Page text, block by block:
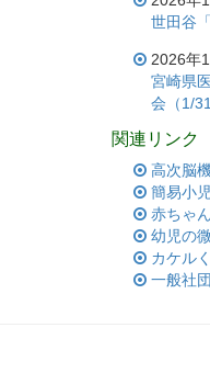
世田谷
2026年
宮崎県
会（1/31
関連リンク
高次脳
簡易小
赤ちゃ
幼児の
カケル
一般社